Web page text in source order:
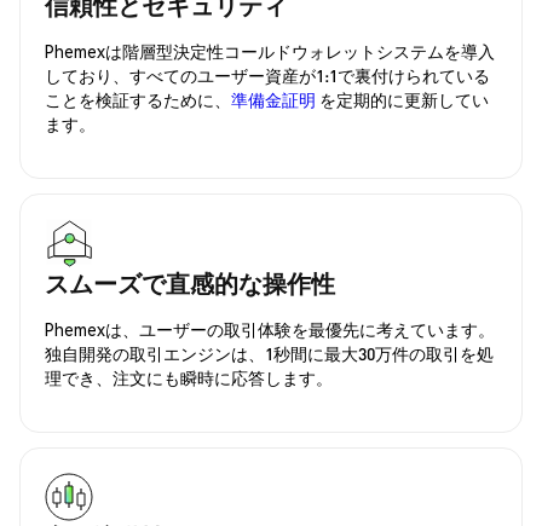
Phemexは階層型決定性コールドウォレットシステムを導入
しており、すべてのユーザー資産が1:1で裏付けられている
ことを検証するために、 準備金証明 を定期的に更新してい
ます。
スムーズで直感的な操作性
Phemexは、ユーザーの取引体験を最優先に考えています。
独自開発の取引エンジンは、1秒間に最大30万件の取引を処
理でき、注文にも瞬時に応答します。